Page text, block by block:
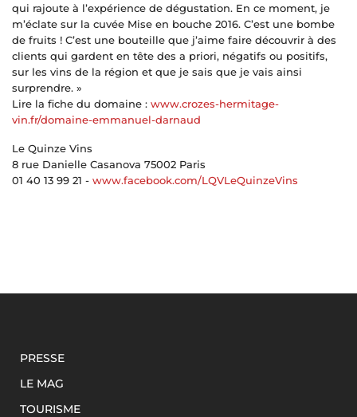
qui rajoute à l’expérience de dégustation. En ce moment, je
m’éclate sur la cuvée Mise en bouche 2016. C’est une bombe
de fruits ! C’est une bouteille que j’aime faire découvrir à des
clients qui gardent en tête des a priori, négatifs ou positifs,
sur les vins de la région et que je sais que je vais ainsi
surprendre. »
Lire la fiche du domaine : www.crozes-hermitage-
vin.fr/domaine-emmanuel-darnaud
Le Quinze Vins
8 rue Danielle Casanova 75002 Paris
01 40 13 99 21 - www.facebook.com/LQVLeQuinzeVins
PRESSE
LE MAG
TOURISME